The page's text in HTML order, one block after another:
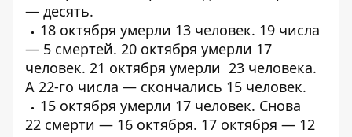
— десять.
18 октября умерли 13 человек. 19 числа
— 5 смертей. 20 октября умерли 17
человек. 21 октября умерли 23 человека.
А 22-го числа — скончались 15 человек.
15 октября умерли 17 человек. Снова
22 смерти — 16 октября. 17 октября — 12